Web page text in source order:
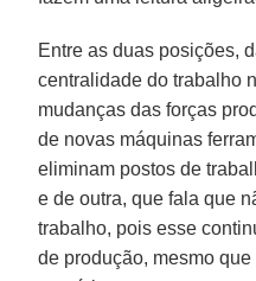
Entre as duas posições,
centralidade do trabalho
mudanças das forças
de novas máquinas
eliminam postos de
e de outra, que fala que
trabalho, pois esse
de produção, mesmo